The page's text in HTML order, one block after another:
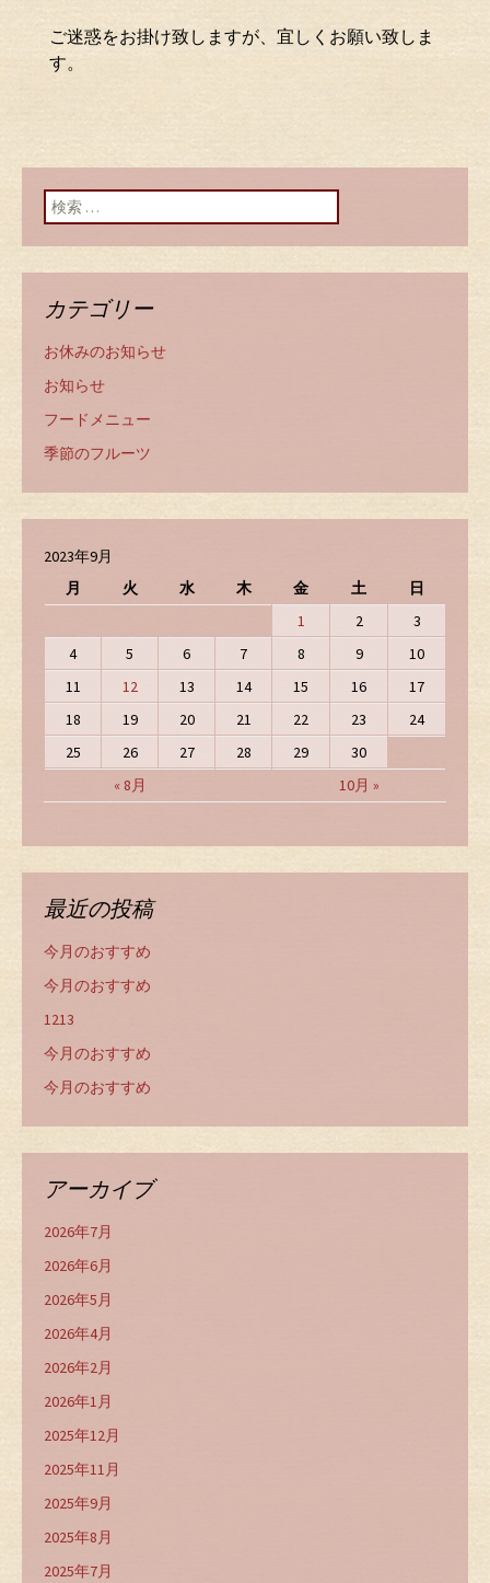
ご迷惑をお掛け致しますが、宜しくお願い致しま
す。
検索:
カテゴリー
お休みのお知らせ
お知らせ
フードメニュー
季節のフルーツ
2023年9月
月
火 水 木 金 土 日
« 8月 10月 »
1 2
3
4
5 6 7 8 9
10
11
12 13 14 15 16
17
18
19 20 21 22 23
24
25
26 27 28 29 30
最近の投稿
今月のおすすめ
今月のおすすめ
1213
今月のおすすめ
今月のおすすめ
アーカイブ
2026年7月
2026年6月
2026年5月
2026年4月
2026年2月
2026年1月
2025年12月
2025年11月
2025年9月
2025年8月
2025年7月